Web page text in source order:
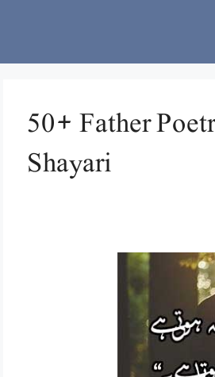
50+ Father
Shayari